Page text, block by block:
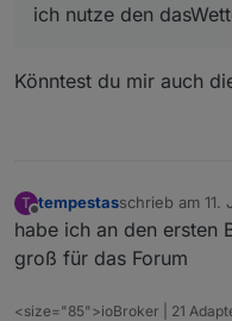
ich nutze den
Könntest du mir auch
T
Offline
tempestasschrieb am 11.
zuletzt editiert
habe ich an den ersten
groß für das Forum
<size="85">ioBroker | 21